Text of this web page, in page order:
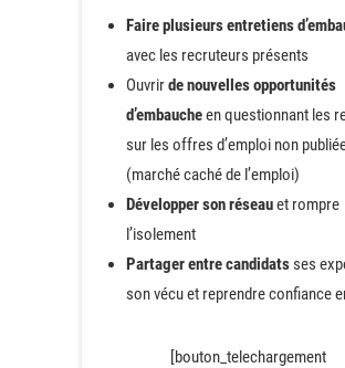
Faire plusieurs entretiens
avec les recruteurs présents
Ouvrirde nouvelles opportunités
d’embaucheen questionnant les
sur les offres d’emploi non
(marché caché de l’emploi)
Développer son réseauet rompre
l’isolement
Partager entre candidats ses
son vécu et reprendre confiance
[bouton_telechargement